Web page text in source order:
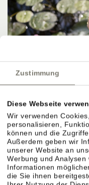
Zustimmung
Diese Webseite
Wir verwenden
personalisieren,
können und die
Außerdem geben wir
unserer Website an
Werbung und
Informationen
die Sie ihnen